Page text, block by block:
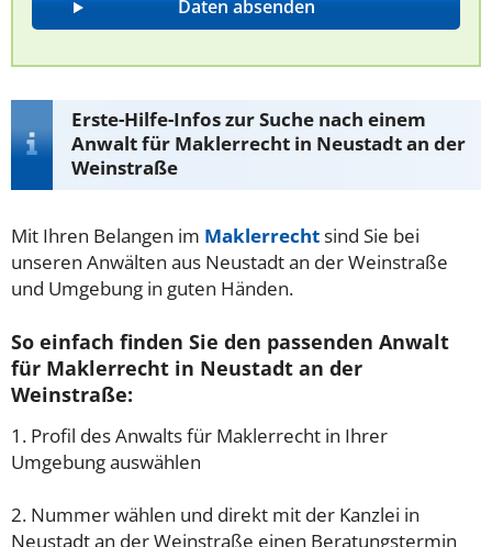
Erste-Hilfe-Infos zur Suche nach einem
Anwalt für Maklerrecht in Neustadt an der
Weinstraße
Mit Ihren Belangen im Maklerrechtsind Sie bei
unseren Anwälten aus Neustadt an der Weinstraße
und Umgebung in guten Händen.
So einfach finden Sie den passenden Anwalt
für Maklerrecht in Neustadt an der
Weinstraße:
1. Profil des Anwalts für Maklerrecht in Ihrer
Umgebung auswählen
2. Nummer wählen und direkt mit der Kanzlei in
Neustadt an der Weinstraße einen Beratungstermin